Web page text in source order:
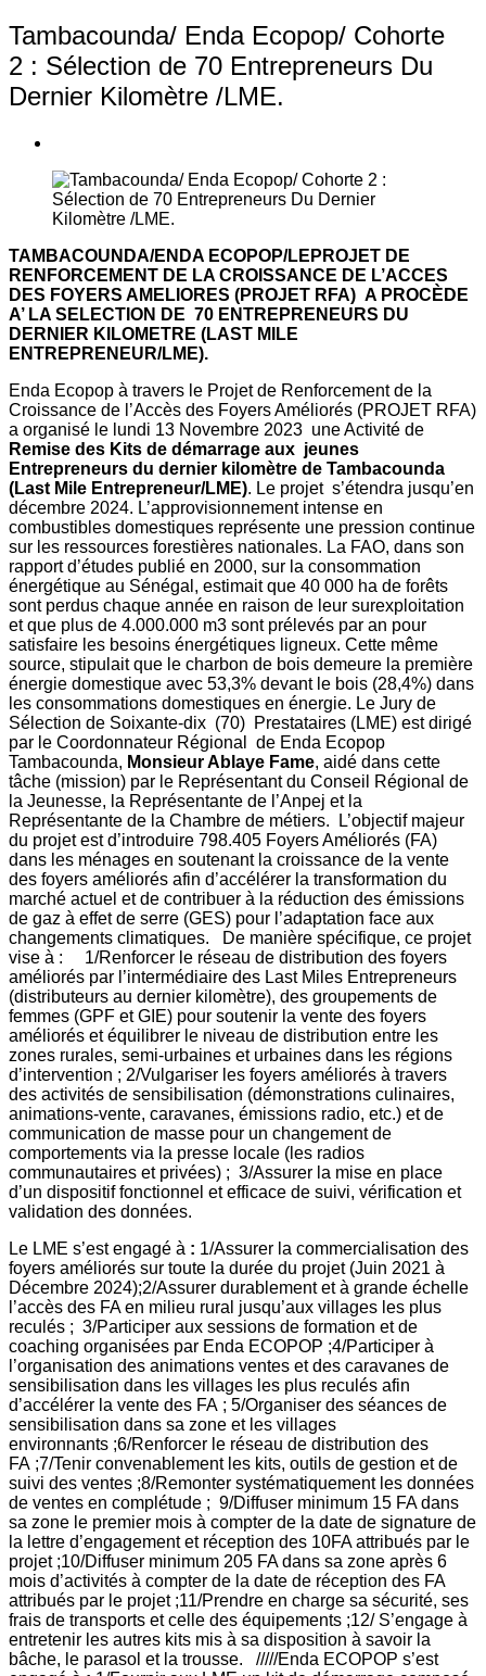
Tambacounda/ Enda Ecopop/ Cohorte
2 : Sélection de 70 Entrepreneurs Du
Dernier Kilomètre /LME.
TAMBACOUNDA/ENDA ECOPOP/LEPROJET DE
RENFORCEMENT DE LA CROISSANCE DE L’ACCES
DES FOYERS AMELIORES (PROJET RFA) A PROCÈDE
A’ LA SELECTION DE 70 ENTREPRENEURS DU
DERNIER KILOMETRE (LAST MILE
ENTREPRENEUR/LME).
Enda Ecopop à travers le Projet de Renforcement de la
Croissance de l’Accès des Foyers Améliorés (PROJET RFA)
a organisé le lundi 13 Novembre 2023 une Activité de
Remise des Kits de démarrage aux jeunes
Entrepreneurs du dernier kilomètre de Tambacounda
(Last Mile Entrepreneur/LME). Le projet s’étendra jusqu’en
décembre 2024. L’approvisionnement intense en
combustibles domestiques représente une pression continue
sur les ressources forestières nationales. La FAO, dans son
rapport d’études publié en 2000, sur la consommation
énergétique au Sénégal, estimait que 40 000 ha de forêts
sont perdus chaque année en raison de leur surexploitation
et que plus de 4.000.000 m3 sont prélevés par an pour
satisfaire les besoins énergétiques ligneux. Cette même
source, stipulait que le charbon de bois demeure la première
énergie domestique avec 53,3% devant le bois (28,4%) dans
les consommations domestiques en énergie. Le Jury de
Sélection de Soixante-dix (70) Prestataires (LME) est dirigé
par le Coordonnateur Régional de Enda Ecopop
Tambacounda, Monsieur Ablaye Fame, aidé dans cette
tâche (mission) par le Représentant du Conseil Régional de
la Jeunesse, la Représentante de l’Anpej et la
Représentante de la Chambre de métiers. L’objectif majeur
du projet est d’introduire 798.405 Foyers Améliorés (FA)
dans les ménages en soutenant la croissance de la vente
des foyers améliorés afin d’accélérer la transformation du
marché actuel et de contribuer à la réduction des émissions
de gaz à effet de serre (GES) pour l’adaptation face aux
changements climatiques. De manière spécifique, ce projet
vise à : 1/Renforcer le réseau de distribution des foyers
améliorés par l’intermédiaire des Last Miles Entrepreneurs
(distributeurs au dernier kilomètre), des groupements de
femmes (GPF et GIE) pour soutenir la vente des foyers
améliorés et équilibrer le niveau de distribution entre les
zones rurales, semi-urbaines et urbaines dans les régions
d’intervention ; 2/Vulgariser les foyers améliorés à travers
des activités de sensibilisation (démonstrations culinaires,
animations-vente, caravanes, émissions radio, etc.) et de
communication de masse pour un changement de
comportements via la presse locale (les radios
communautaires et privées) ; 3/Assurer la mise en place
d’un dispositif fonctionnel et efficace de suivi, vérification et
validation des données.
Le LME s’est engagé à : 1/Assurer la commercialisation des
foyers améliorés sur toute la durée du projet (Juin 2021 à
Décembre 2024);2/Assurer durablement et à grande échelle
l’accès des FA en milieu rural jusqu’aux villages les plus
reculés ; 3/Participer aux sessions de formation et de
coaching organisées par Enda ECOPOP ;4/Participer à
l’organisation des animations ventes et des caravanes de
sensibilisation dans les villages les plus reculés afin
d’accélérer la vente des FA ; 5/Organiser des séances de
sensibilisation dans sa zone et les villages
environnants ;6/Renforcer le réseau de distribution des
FA ;7/Tenir convenablement les kits, outils de gestion et de
suivi des ventes ;8/Remonter systématiquement les données
de ventes en complétude ; 9/Diffuser minimum 15 FA dans
sa zone le premier mois à compter de la date de signature de
la lettre d’engagement et réception des 10FA attribués par le
projet ;10/Diffuser minimum 205 FA dans sa zone après 6
mois d’activités à compter de la date de réception des FA
attribués par le projet ;11/Prendre en charge sa sécurité, ses
frais de transports et celle des équipements ;12/ S’engage à
entretenir les autres kits mis à sa disposition à savoir la
bâche, le parasol et la trousse. /////Enda ECOPOP s’est